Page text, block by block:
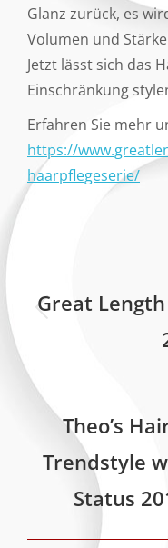
Glanz zurück, es
Volumen und
Jetzt lässt sich das
Einschränkung
Erfahren Sie mehr
https://
haarpflegeserie/
Great
Theo’s
Trendstyle
Status